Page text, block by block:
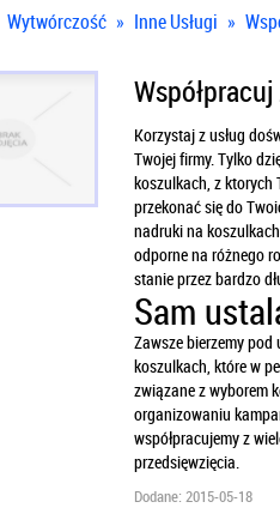
Wytwórczość » Inne Usługi »
Korzystaj z usług
Twojej firmy. Tylko
koszulkach, z ktorych
przekonać się do
nadruki na
odporne na różnego
stanie przez bardzo
Sam
Zawsze bierzemy
koszulkach, które w
związane z wyborem
organizowaniu
współpracujemy z
przedsięwzięcia.
Dodane: 2015-05-18